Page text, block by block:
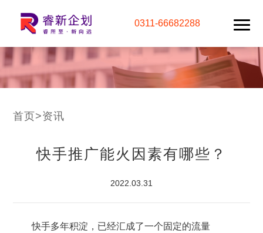
0311-66682288
首页>资讯
快手推广能火因素有哪些？
2022.03.31
快手多年积淀，已经汇成了一个固定的流量